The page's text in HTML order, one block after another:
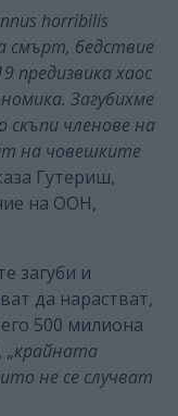
horribilis
смърт, бедствие
предизвика хаос
Загубихме
членове на
на човешките
Гутериш,
на ООН,
загуби и
да нарастват,
500 милиона
крайната
не се случват